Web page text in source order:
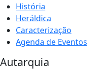
História
Heráldica
Caracterização
Agenda de Eventos
Autarquia